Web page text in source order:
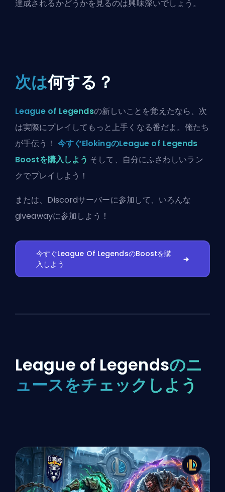
達成されるかどうかを見るのは興味深いでしょう。
次は何する？
League of Legendsの新しいことを覚えたなら、次
は実際にプレイしてもっと上手くなる番だよ。俺たち
が手伝う！ 今すぐElokingのLeague of Legends
Boostを購入しよう そして、自分にふさわしいラン
クでプレイしよう！
または、 Discordサーバーに参加して、いろんな
giveawayに参加しよう！
今すぐLeague Of LegendsのBoostを購
入しよう
League of Legendsのニ
ュースをチェックしよう